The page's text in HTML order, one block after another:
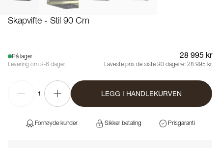
Skapvifte - Stil 90 Cm
På lager
Levering om 3-6 dager
28 995 kr
Laveste pris de siste 30 dagene: 28 995 kr
1 LEGG I HANDLEKURVEN
Fornøyde kunder Sikker betaling Prisgaranti